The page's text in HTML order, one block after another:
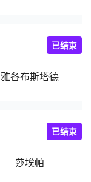
雅各布斯塔德
已结束
莎埃帕
已结束